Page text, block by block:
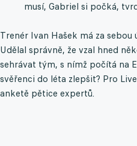
musí, Gabriel si počká,
Trenér Ivan Hašek má za
Udělal správně, že vzal hned
sehrávat tým, s nímž počítá na
svěřenci do léta zlepšit? Pro
anketě pětice expertů.